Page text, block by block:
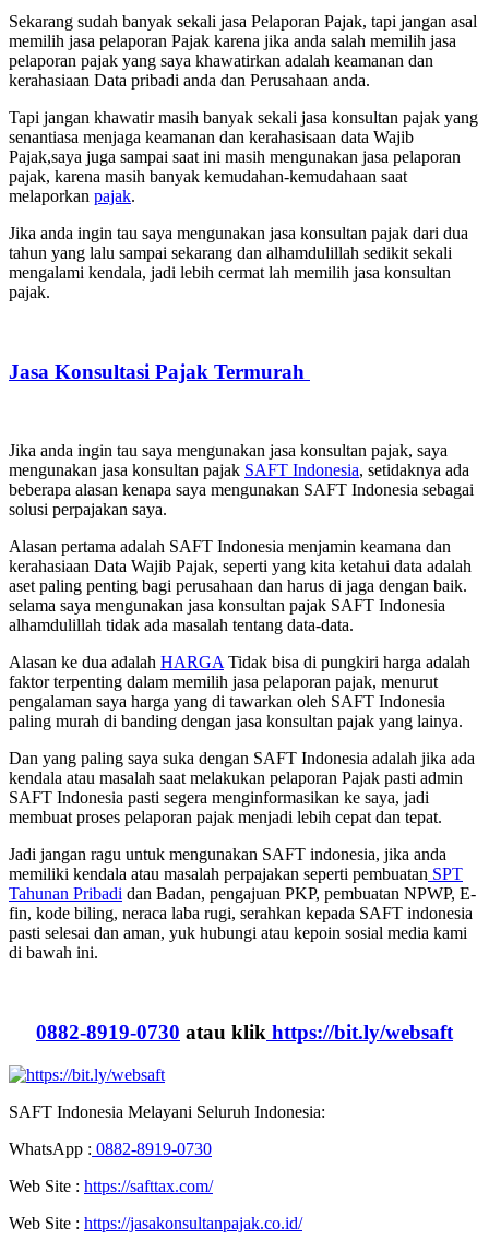
Sekarang sudah banyak sekali jasa Pelaporan Pajak, tapi jangan asal
memilih jasa pelaporan Pajak karena jika anda salah memilih jasa
pelaporan pajak yang saya khawatirkan adalah keamanan dan
kerahasiaan Data pribadi anda dan Perusahaan anda.
Tapi jangan khawatir masih banyak sekali jasa konsultan pajak yang
senantiasa menjaga keamanan dan kerahasisaan data Wajib
Pajak,saya juga sampai saat ini masih mengunakan jasa pelaporan
pajak, karena masih banyak kemudahan-kemudahaan saat
melaporkan pajak.
Jika anda ingin tau saya mengunakan jasa konsultan pajak dari dua
tahun yang lalu sampai sekarang dan alhamdulillah sedikit sekali
mengalami kendala, jadi lebih cermat lah memilih jasa konsultan
pajak.
Jasa Konsultasi Pajak Termurah
Jika anda ingin tau saya mengunakan jasa konsultan pajak, saya
mengunakan jasa konsultan pajak SAFT Indonesia, setidaknya ada
beberapa alasan kenapa saya mengunakan SAFT Indonesia sebagai
solusi perpajakan saya.
Alasan pertama adalah SAFT Indonesia menjamin keamana dan
kerahasiaan Data Wajib Pajak, seperti yang kita ketahui data adalah
aset paling penting bagi perusahaan dan harus di jaga dengan baik.
selama saya mengunakan jasa konsultan pajak SAFT Indonesia
alhamdulillah tidak ada masalah tentang data-data.
Alasan ke dua adalah HARGATidak bisa di pungkiri harga adalah
faktor terpenting dalam memilih jasa pelaporan pajak, menurut
pengalaman saya harga yang di tawarkan oleh SAFT Indonesia
paling murah di banding dengan jasa konsultan pajak yang lainya.
Dan yang paling saya suka dengan SAFT Indonesia adalah jika ada
kendala atau masalah saat melakukan pelaporan Pajak pasti admin
SAFT Indonesia pasti segera menginformasikan ke saya, jadi
membuat proses pelaporan pajak menjadi lebih cepat dan tepat.
Jadi jangan ragu untuk mengunakan SAFT indonesia, jika anda
memiliki kendala atau masalah perpajakan seperti pembuatan SPT
Tahunan Pribadi dan Badan, pengajuan PKP, pembuatan NPWP, E-
fin, kode biling, neraca laba rugi, serahkan kepada SAFT indonesia
pasti selesai dan aman, yuk hubungi atau kepoin sosial media kami
di bawah ini.
0882-8919-0730 atau klik https://bit.ly/websaft
SAFT Indonesia Melayani Seluruh Indonesia:
WhatsApp : 0882-8919-0730
Web Site : https://safttax.com/
Web Site : https://jasakonsultanpajak.co.id/